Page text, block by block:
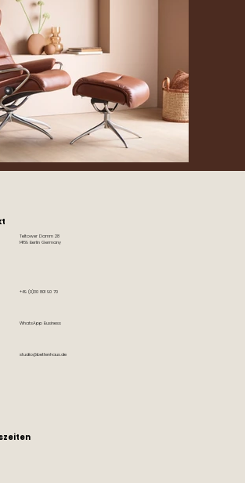
Teltower Damm 28
14169 Berlin Germany
+49 (0)30 801 90 70
studio@bettenhaus.de
WhatsApp Business